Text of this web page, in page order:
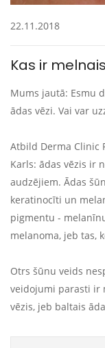
22.11.2018
Kas ir
Mums jautā: Esmu
ādas vēzi. Vai var
Atbild Derma Clinic
Karls: ādas vēzis ir
audzējiem. Ādas
keratinocīti un
pigmentu -
melanoma, jeb tas,
Otrs šūnu veids
veidojumi parasti ir
vēzis, jeb baltais